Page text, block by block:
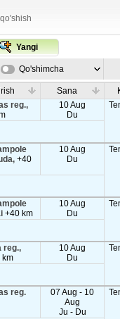
Yangi
Qo'shimcha
parametrlaSana
reg.,
10 Aug
Du
+40
10 Aug
Du
+40 km
10 Aug
Du
reg.,
km
10 Aug
Du
reg.
07 Aug - 10
Aug
Ju - Du